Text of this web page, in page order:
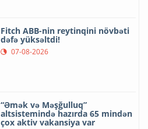
Fitch ABB-nin reytinqini növbəti
dəfə yüksəltdi!
07-08-2026
“Əmək və Məşğulluq”
altsistemində hazırda 65 mindən
çox aktiv vakansiya var